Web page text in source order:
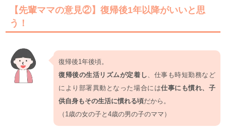
【先輩ママの意見②】復帰後1年以降がいいと思
う！
復帰後1年後頃。
復帰後の生活リズムが定着し 、仕事も時短勤務など
により部署異動となった場合には仕事にも慣れ、子
供自身もその生活に慣れる頃だから。
（1歳の女の子と4歳の男の子のママ）